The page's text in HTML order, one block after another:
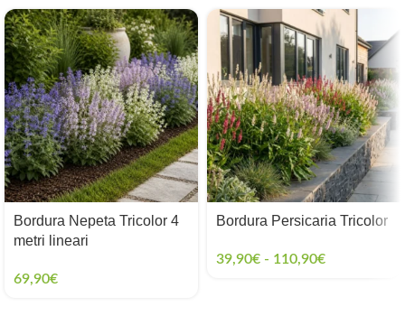
Bordura Nepeta Tricolor 4
metri lineari
69,90€
Bordura Persicaria Tricolor
39,90€ - 110,90€